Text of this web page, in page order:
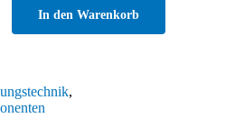
In den Warenkorb
,